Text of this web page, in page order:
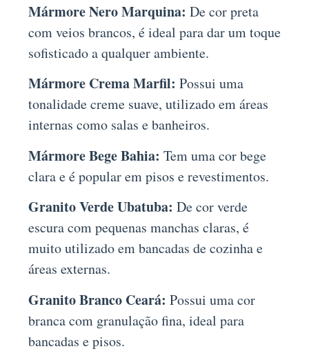
Mármore Nero Marquina: De cor preta
com veios brancos, é ideal para dar um toque
sofisticado a qualquer ambiente.
Mármore Crema Marfil: Possui uma
tonalidade creme suave, utilizado em áreas
internas como salas e banheiros.
Mármore Bege Bahia: Tem uma cor bege
clara e é popular em pisos e revestimentos.
Granito Verde Ubatuba: De cor verde
escura com pequenas manchas claras, é
muito utilizado em bancadas de cozinha e
áreas externas.
Granito Branco Ceará: Possui uma cor
branca com granulação fina, ideal para
bancadas e pisos.